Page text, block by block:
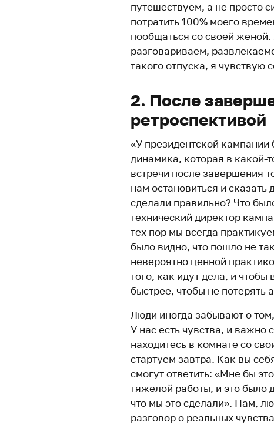
путешествуем, а не просто
потратить 100% моего
пообщаться со своей
разговариваем,
такого отпуска, я чувствую
2. После
ретроспективой
«У президентской кампании
динамика, которая в какой-
встречи после завершения
нам остановиться и
сделали правильно? Что
технический директор
тех пор мы всегда
было видно, что пошло не
невероятно ценной
того, как идут дела, и
быстрее, чтобы не потерять
Люди иногда забывают о
У нас есть чувства, и
находитесь в комнате со
стартуем завтра. Как вы
смогут ответить: «Мне бы
тяжелой работы, и это было
что мы это сделали». Нам,
разговор о реальных